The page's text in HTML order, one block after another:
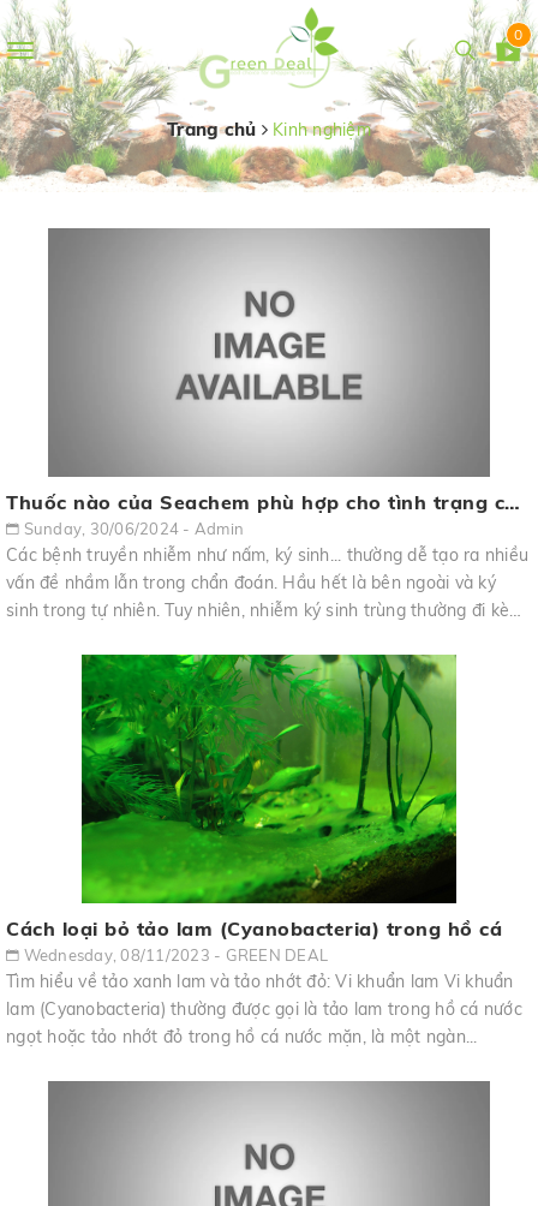
Toggle
navigation
0
Trang chủ Kinh nghiệm
Thuốc nào của Seachem phù hợp cho tình trạng cá của bạn?
Sunday, 30/06/2024 - Admin
Các bệnh truyền nhiễm như nấm, ký sinh... thường dễ tạo ra nhiều
vấn đề nhầm lẫn trong chẩn đoán. Hầu hết là bên ngoài và ký
sinh trong tự nhiên. Tuy nhiên, nhiễm ký sinh trùng thường đi kèm
Cách loại bỏ tảo lam (Cyanobacteria) trong hồ cá
Wednesday, 08/11/2023 - GREEN DEAL
Tìm hiểu về tảo xanh lam và tảo nhớt đỏ: Vi khuẩn lam Vi khuẩn
lam (Cyanobacteria) thường được gọi là tảo lam trong hồ cá nước
ngọt hoặc tảo nhớt đỏ trong hồ cá nước mặn, là một ngàn...